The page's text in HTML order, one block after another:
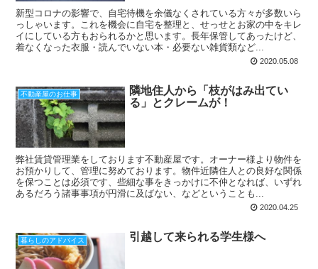
新型コロナの影響で、自宅待機を余儀なくされている方々が多数いら
っしゃいます。これを機会に自宅を整理と、せっせとお家の中をキレ
イにしている方もおられるかと思います。長年保管してあったけど、
着なくなった衣服・読んでいない本・必要ない雑貨類など...
2020.05.08
不動産屋のお仕事
隣地住人から「枝がはみ出てい
る」とクレームが！
弊社賃貸管理業をしております不動産屋です。オーナー様より物件を
お預かりして、管理に努めております。物件近隣住人との良好な関係
を保つことは必須です、些細な事をきっかけに不仲となれば、いずれ
あるだろう諸事事項が円滑に及ばない、などということも...
2020.04.25
暮らしのアドバイス 引越して来られる学生様へ